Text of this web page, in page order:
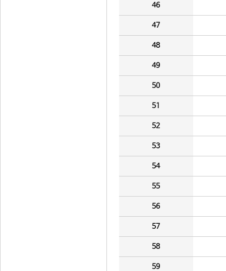
46
47
48
49
50
51
52
53
54
55
56
57
58
59